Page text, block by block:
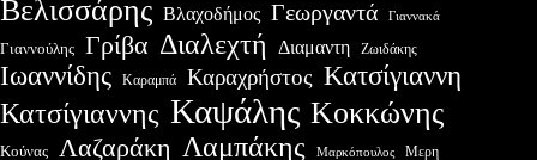
Βελισσάρης Βλαχοδήμος Γεωργαντά Γιαννακά
Γιαννούλης Γρίβα Διαλεχτή Διαμαντη Ζωιδάκης
Ιωαννίδης Καραμπά Καραχρήστος Κατσίγιαννη
Κατσίγιαννης Καψάλης Κοκκώνης
Κούνας Λαζαράκη Λαμπάκης Μαρκόπουλος Μερη